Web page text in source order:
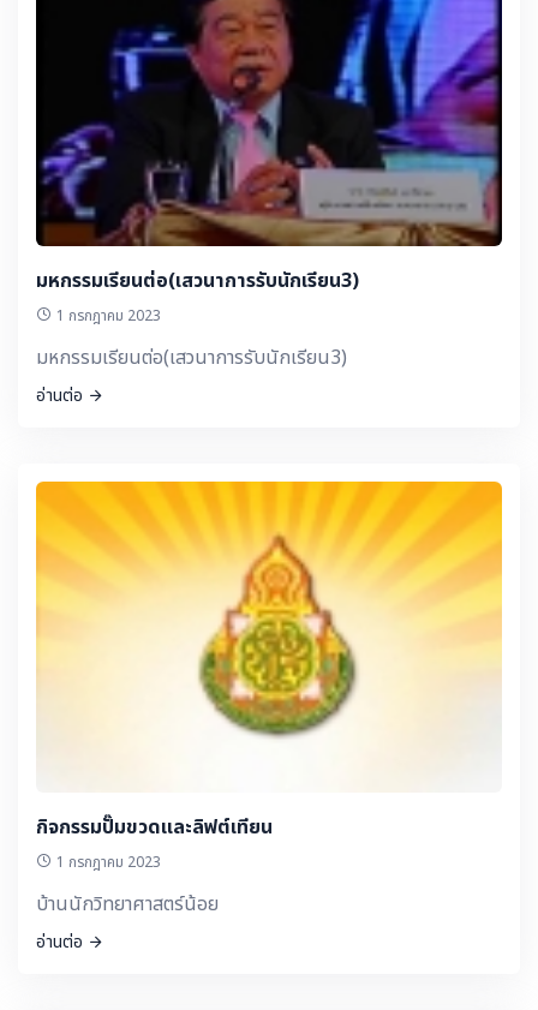
มหกรรมเรียนต่อ(เสวนาการรับนักเรียน3)
1 กรกฎาคม 2023
มหกรรมเรียนต่อ(เสวนาการรับนักเรียน3)
อ่านต่อ
กิจกรรมปั๊มขวดและลิฟต์เทียน
1 กรกฎาคม 2023
บ้านนักวิทยาศาสตร์น้อย
อ่านต่อ